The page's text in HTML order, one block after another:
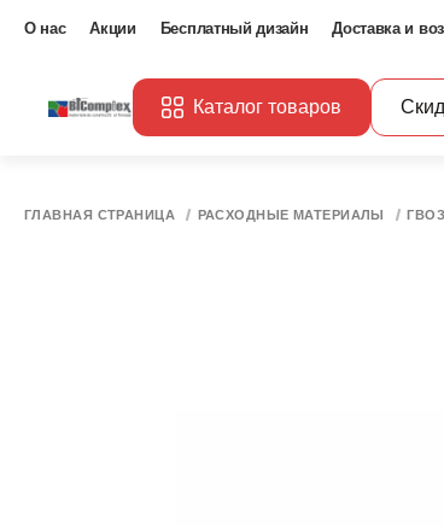
О нас Акции Бесплатный дизайн Доставка и
Каталог товаров
ГЛАВНАЯ СТРАНИЦА РАСХОДНЫЕ МАТЕРИАЛЫ